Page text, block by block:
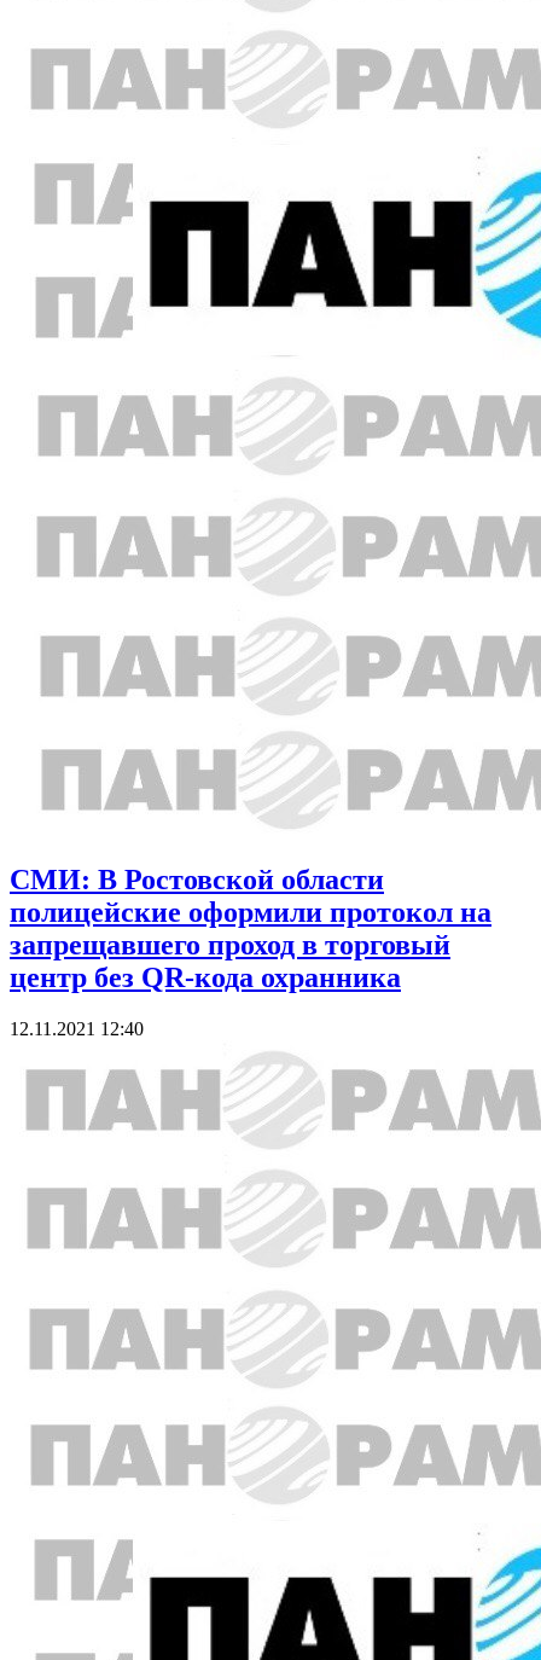
СМИ: В Ростовской области
полицейские оформили протокол на
запрещавшего проход в торговый
центр без QR-кода охранника
12.11.2021 12:40